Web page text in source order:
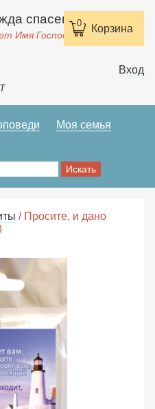
0 Корзина
спасения»
Имя Господне, спасется.
Вход
Моя семья
/ Просите, и дано